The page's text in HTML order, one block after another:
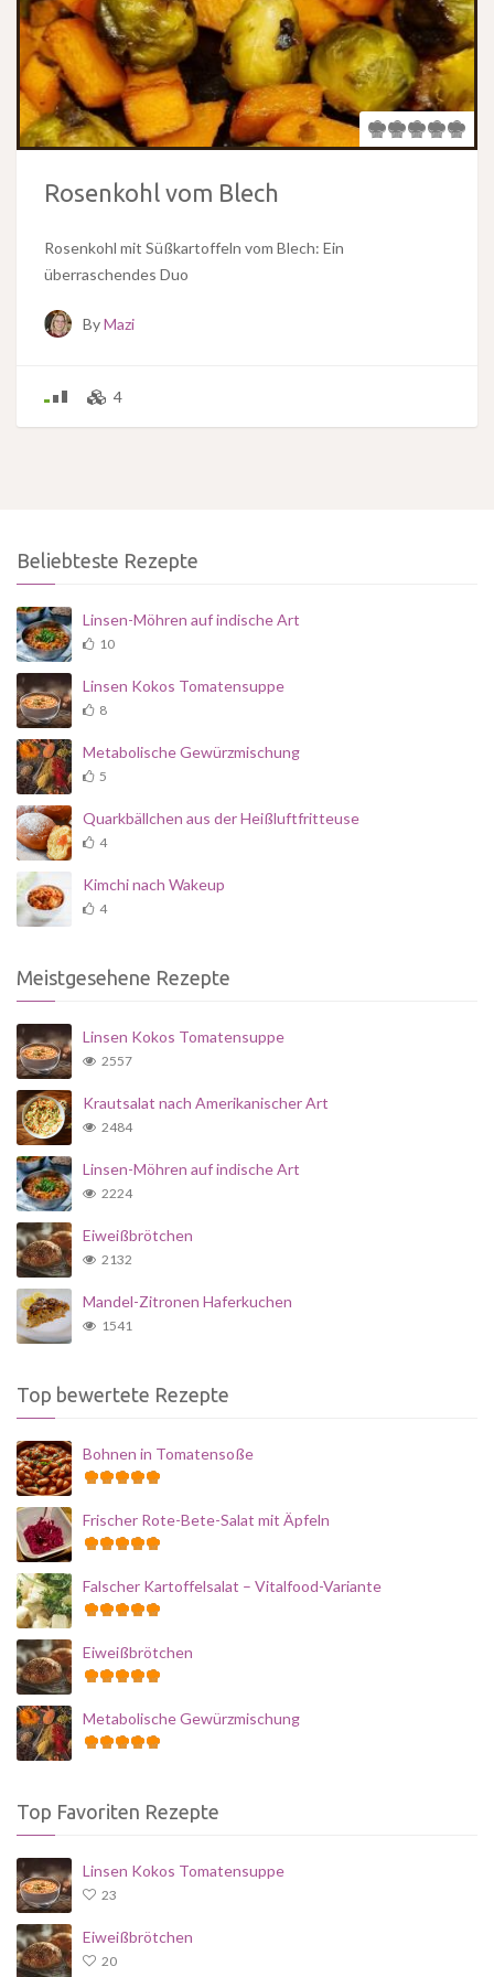
Rosenkohl vom Blech
Rosenkohl mit Süßkartoffeln vom Blech: Ein
überraschendes Duo
ByMazi
4
Beliebteste Rezepte
Linsen-Möhren auf indische Art
10
Linsen Kokos Tomatensuppe
8
Metabolische Gewürzmischung
5
Quarkbällchen aus der Heißluftfritteuse
4
Kimchi nach Wakeup
4
Meistgesehene Rezepte
Linsen Kokos Tomatensuppe
2557
Krautsalat nach Amerikanischer Art
2484
Linsen-Möhren auf indische Art
2224
Eiweißbrötchen
2132
Mandel-Zitronen Haferkuchen
1541
Top bewertete Rezepte
Bohnen in Tomatensoße
Frischer Rote-Bete-Salat mit Äpfeln
Falscher Kartoffelsalat – Vitalfood-Variante
Eiweißbrötchen
Metabolische Gewürzmischung
Top Favoriten Rezepte
Linsen Kokos Tomatensuppe
23
Eiweißbrötchen
20